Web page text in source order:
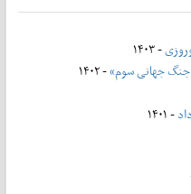
- ۱۴۰۳
جهانی سوم»- ۱۴۰۲
- ۱۴۰۱